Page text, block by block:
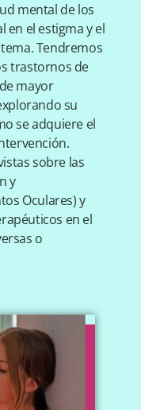
mental de los
en el estigma y el
Tendremos
trastornos de
mayor
su
se adquiere el
sobre las
y
Oculares) y
en el
o